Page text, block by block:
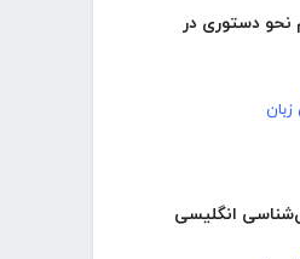
نحو دستوری در
انگلیسی